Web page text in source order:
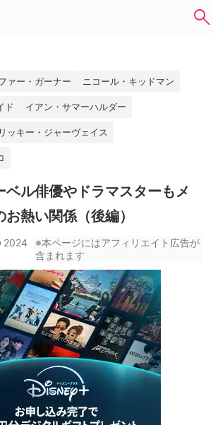
ァー・ガーナー ニコール・キッドマン
ド イアン・サマーハルダー
リッキー・ジャーヴェイス
ベル俳優やドラマスターもメ
熱い関係（後編）
2024
※本ページにはアフィリエイト広告が
含まれます